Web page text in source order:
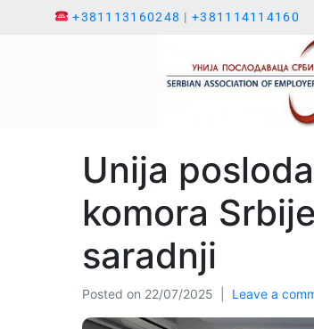
+381113160248 |+381114114160
Unija
komora
saradnji
Posted on 22/07/2025 Leave a